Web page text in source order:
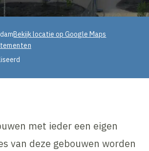
Bekijk locatie op Google Maps
met ieder een eigen
van deze gebouwen worden